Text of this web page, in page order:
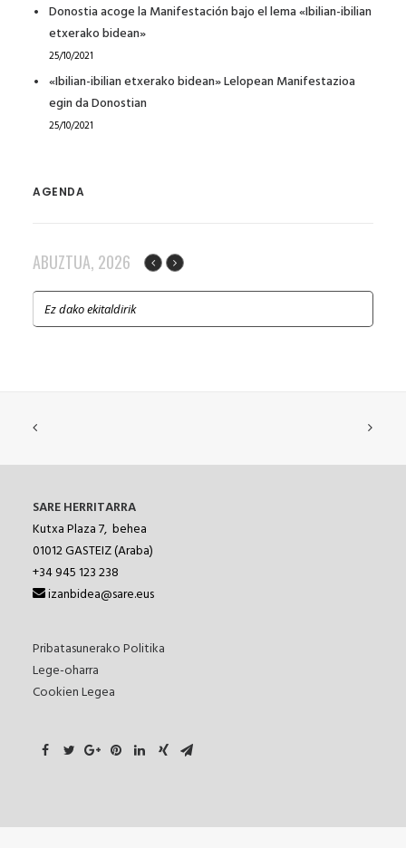
Donostia acoge la Manifestación bajo el lema «Ibilian-ibilian
etxerako bidean»
25/10/2021
«Ibilian-ibilian etxerako bidean» Lelopean Manifestazioa
egin da Donostian
25/10/2021
AGENDA
ABUZTUA, 2026
Ez dako ekitaldirik
SARE HERRITARRA
Kutxa Plaza 7, behea
01012GASTEIZ (Araba)
+34 945 123 238
izanbidea@sare.eus
Pribatasunerako Politika
Lege-oharra
Cookien Legea